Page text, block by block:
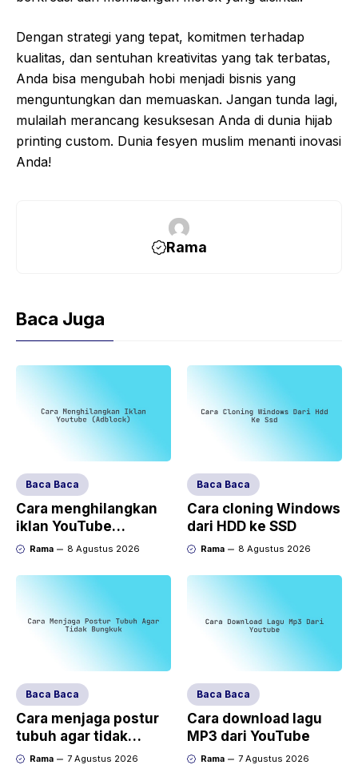
Dengan strategi yang tepat, komitmen terhadap
kualitas, dan sentuhan kreativitas yang tak terbatas,
Anda bisa mengubah hobi menjadi bisnis yang
menguntungkan dan memuaskan. Jangan tunda lagi,
mulailah merancang kesuksesan Anda di dunia hijab
printing custom. Dunia fesyen muslim menanti inovasi
Anda!
Rama
Baca Juga
Baca Baca
Cara menghilangkan
iklan YouTube
(AdBlock)
Rama 8 Agustus 2026
Baca Baca
Cara cloning Windows
dari HDD ke SSD
Rama 8 Agustus 2026
Baca Baca
Cara menjaga postur
tubuh agar tidak
bungkuk
Rama 7 Agustus 2026
Baca Baca
Cara download lagu
MP3 dari YouTube
Rama 7 Agustus 2026